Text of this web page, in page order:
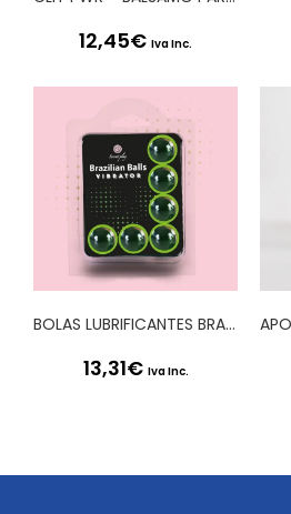
12,45€ Iva Inc.
BOLAS LUBRIFICANTES BRAZILIAN BALLS SHOCK EFEITO VIBRADOR 6 x 4GR
13,31€ Iva Inc.